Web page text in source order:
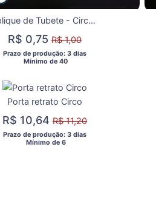
Aplique de Tubete - Circo Menina
R$ 0,75 R$ 1,00
Prazo de produção: 3 dias
  Mínimo de 40
Porta retrato Circo
R$ 10,64 R$ 11,20
Prazo de produção: 3 dias
  Mínimo de 6